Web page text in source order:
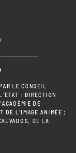
LE CONSEIL
: DIRECTION
DE
DE L'IMAGE ANIMÉE ;
DE LA